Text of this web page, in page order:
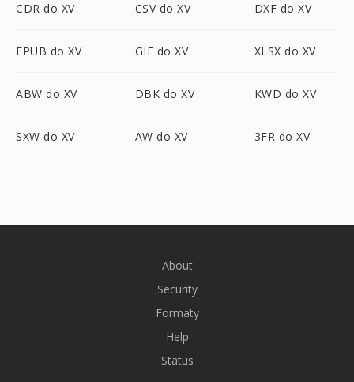
CDR do XV CSV do XV DXF do XV
EPUB do XV GIF do XV XLSX do XV
ABW do XV DBK do XV KWD do XV
SXW do XV AW do XV 3FR do XV
About
Security
Formaty
Help
Status